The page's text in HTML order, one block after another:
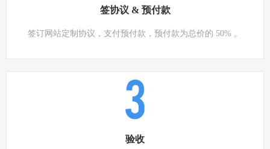
签协议 & 预付款
签订网站定制协议，支付预付款，预付款为总价的 50% 。
3
验收